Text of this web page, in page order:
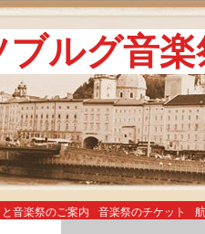
ブルグ音
音楽祭のご案内 音楽祭のチケット